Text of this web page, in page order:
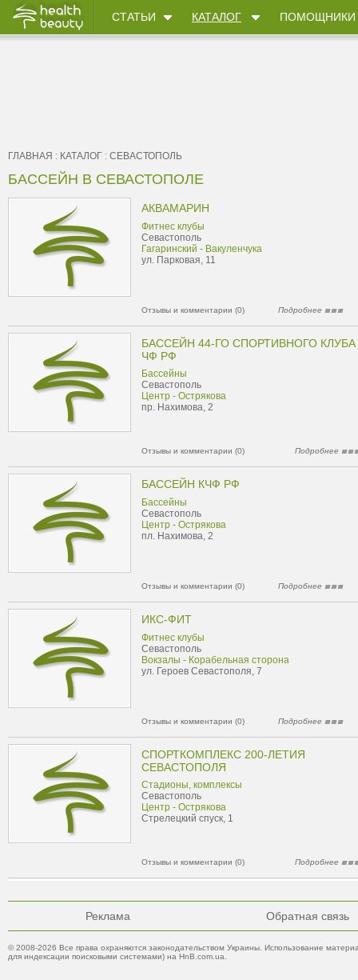
СТАТЬИ КАТАЛОГ ПОМОЩНИКИ
ГЛАВНАЯ : КАТАЛОГ : СЕВАСТОПОЛЬ
БАССЕЙН В СЕВАСТОПОЛЕ
АКВАМАРИН
Фитнес клубы
Севастополь
Гагаринский - Вакуленчука
ул. Парковая, 11
Отзывы и комментарии (0) Подробнее
БАССЕЙН 44-ГО СПОРТИВНОГО КЛУБА
ЧФ РФ
Бассейны
Севастополь
Центр - Острякова
пр. Нахимова, 2
Отзывы и комментарии (0) Подробнее
БАССЕЙН КЧФ РФ
Бассейны
Севастополь
Центр - Острякова
пл. Нахимова, 2
Отзывы и комментарии (0) Подробнее
ИКС-ФИТ
Фитнес клубы
Севастополь
Вокзалы - Корабельная сторона
ул. Героев Севастополя, 7
Отзывы и комментарии (0) Подробнее
СПОРТКОМПЛЕКС 200-ЛЕТИЯ
СЕВАСТОПОЛЯ
Стадионы, комплексы
Севастополь
Центр - Острякова
Стрелецкий спуск, 1
Отзывы и комментарии (0) Подробнее
Реклама Обратная связь
© 2008-2026 Все права охраняются законодательством Украины. Использование
для индексации поисковыми системами) на HnB.com.ua.